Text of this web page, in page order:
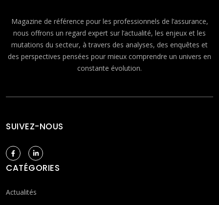
Magazine de référence pour les professionnels de l’assurance,
nous offrons un regard expert sur l’actualité, les enjeux et les
mutations du secteur, à travers des analyses, des enquêtes et
des perspectives pensées pour mieux comprendre un univers en
constante évolution.
SUIVEZ-NOUS
CATÉGORIES
Actualités